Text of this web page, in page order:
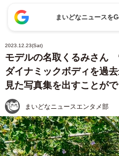
まいどなニュースを
2023.12.23(Sat)
モデルの名取くるみさん
ダイナミックボディを過
見た写真集を出すことがで
まいどなニュースエンタメ部